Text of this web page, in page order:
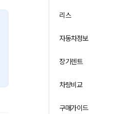
리스
자동차정보
장기렌트
차량비교
구매가이드